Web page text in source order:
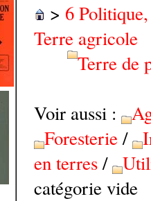
> 6
Terre agricole
Terre de
Voir aussi :
Foresterie/
en terres/
catégorie vide